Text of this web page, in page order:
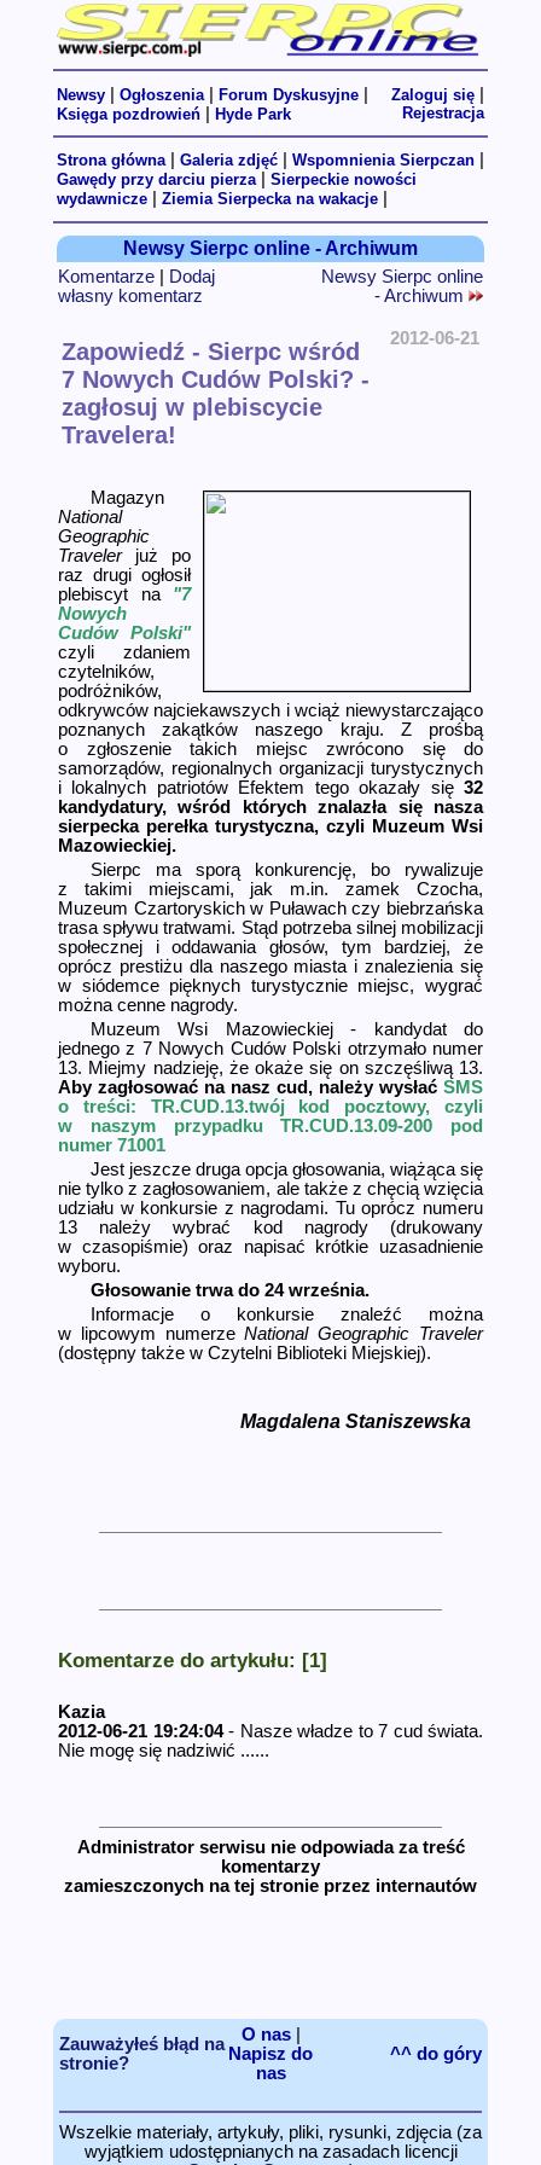
Newsy Ogłoszenia Forum Dyskusyjne
Księga pozdrowień Hyde Park
Zaloguj się
Rejestracja
Strona główna| Galeria zdjęć Wspomnienia Sierpczan
Gawędy przy darciu pierza| Sierpeckie nowości
wydawnicze
Ziemia Sierpecka na wakacje
Newsy Sierpc online - Archiwum
Komentarze
Dodaj
własny komentarz
Newsy Sierpc online
- Archiwum
Zapowiedź - Sierpc wśród
7 Nowych Cudów Polski? -
zagłosuj w plebiscycie
Travelera!
2012-06-21
Magazyn
National
Geographic
Traveler już po
raz drugi ogłosił
plebiscyt na "7
Nowych
Cudów Polski"
czyli zdaniem
czytelników,
podróżników,
odkrywców najciekawszych i wciąż niewystarczająco
poznanych zakątków naszego kraju. Z prośbą
o zgłoszenie takich miejsc zwrócono się do
samorządów, regionalnych organizacji turystycznych
i lokalnych patriotów Efektem tego okazały się 32
kandydatury, wśród których znalazła się nasza
sierpecka perełka turystyczna, czyli Muzeum Wsi
Mazowieckiej.
Sierpc ma sporą konkurencję, bo rywalizuje
z takimi miejscami, jak m.in. zamek Czocha,
Muzeum Czartoryskich w Puławach czy biebrzańska
trasa spływu tratwami. Stąd potrzeba silnej mobilizacji
społecznej i oddawania głosów, tym bardziej, że
oprócz prestiżu dla naszego miasta i znalezienia się
w siódemce pięknych turystycznie miejsc, wygrać
można cenne nagrody.
Muzeum Wsi Mazowieckiej - kandydat do
jednego z 7 Nowych Cudów Polski otrzymało numer
13. Miejmy nadzieję, że okaże się on szczęśliwą 13.
Aby zagłosować na nasz cud, należy wysłać SMS
o treści: TR.CUD.13.twój kod pocztowy, czyli
w naszym przypadku TR.CUD.13.09-200 pod
numer 71001
Jest jeszcze druga opcja głosowania, wiążąca się
nie tylko z zagłosowaniem, ale także z chęcią wzięcia
udziału w konkursie z nagrodami. Tu oprócz numeru
13 należy wybrać kod nagrody (drukowany
w czasopiśmie) oraz napisać krótkie uzasadnienie
wyboru.
Głosowanie trwa do 24 września.
Informacje o konkursie znaleźć można
w lipcowym numerzeNational Geographic Traveler
(dostępny także w Czytelni Biblioteki Miejskiej).
Magdalena Staniszewska
Komentarze do artykułu: [1]
Kazia
2012-06-21 19:24:04- Nasze władze to 7 cud świata.
Nie mogę się nadziwić ......
Administrator serwisu nie odpowiada za treść
komentarzy
zamieszczonych na tej stronie przez internautów
Zauważyłeś błąd na
stronie?
O nas|
Napisz do
nas
^^ do góry
Wszelkie materiały, artykuły, pliki, rysunki, zdjęcia (za
wyjątkiem udostępnianych na zasadach licencji